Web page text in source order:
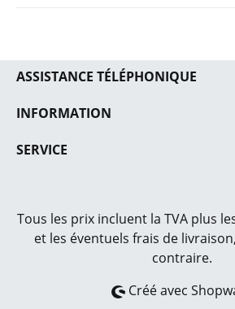
ASSISTANCE TÉLÉPHONIQUE
INFORMATION
SERVICE
Tous les prix incluent la TVA plus
et les éventuels frais de
contraire.
Créé avec